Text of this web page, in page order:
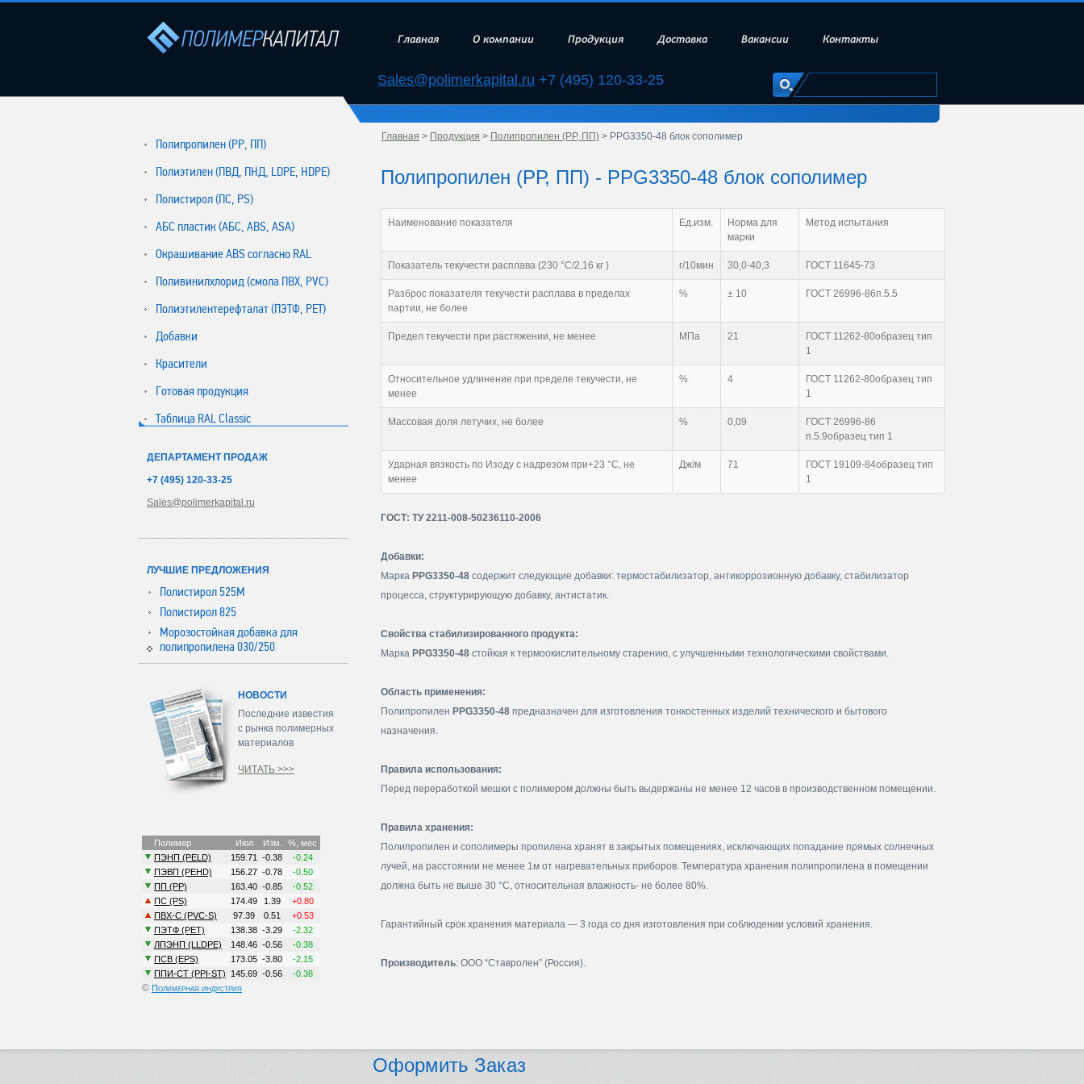
+7 (495) 120-33-25
Sales@polimerkapital.ru
Главная О компании Продукция Доставка Вакансии Контакты
Полипропилен (РР, ПП)
Полиэтилен (ПВД, ПНД, LDPE, HDPE)
Полистирол (ПС, PS)
АБС пластик (АБС, ABS, ASA)
Окрашивание ABS согласно RAL
Поливинилхлорид (смола ПВХ, PVC)
Полиэтилентерефталат (ПЭТФ, PET)
Добавки
Красители
Готовая продукция
Таблица RAL Classic
ДЕПАРТАМЕНТ ПРОДАЖ
+7 (495) 120-33-25
Sales@polimerkapital.ru
ЛУЧШИЕ ПРЕДЛОЖЕНИЯ
Полистирол 525М
Полистирол 825
Морозостойкая добавка для
полипропилена 030/250
НОВОСТИ
Последние известия
с рынка полимерных
материалов
ЧИТАТЬ >>>
© Полимерная индустрия
Главная > Продукция > Полипропилен (РР, ПП) > PPG3350-48 блок сополимер
Полипропилен (РР, ПП) - PPG3350-48 блок сополимер
Наименование показателя Ед.изм.
Норма для
марки
Метод испытания
Показатель текучести расплава (230 °С/2,16 кг ) г/10мин 30,0-40,3 ГОСТ 11645-73
Разброс показателя текучести расплава в пределах
партии, не более
% ± 10 ГОСТ 26996-86п.5.5
Предел текучести при растяжении, не менее МПа 21
ГОСТ 11262-80образец тип
1
Относительное удлинение при пределе текучести, не
менее
% 4
ГОСТ 11262-80образец тип
1
Массовая доля летучих, не более % 0,09
ГОСТ 26996-86
п.5.9образец тип 1
Ударная вязкость по Изоду с надрезом при+23 °С, не
менее
Дж/м 71
ГОСТ 19109-84образец тип
1
ГОСТ: ТУ 2211-008-50236110-2006
Добавки:
Марка PPG3350-48 содержит следующие добавки: термостабилизатор, антикоррозионную добавку, стабилизатор
процесса, структурирующую добавку, антистатик.
Свойства стабилизированного продукта:
Марка PPG3350-48 стойкая к термоокислительному старению, с улучшенными технологическими свойствами.
Область применения:
Полипропилен PPG3350-48 предназначен для изготовления тонкостенных изделий технического и бытового
назначения.
Правила использования:
Перед переработкой мешки с полимером должны быть выдержаны не менее 12 часов в производственном помещении.
Правила хранения:
Полипропилен и сополимеры пропилена хранят в закрытых помещениях, исключающих попадание прямых солнечных
лучей, на расстоянии не менее 1м от нагревательных приборов. Температура хранения полипропилена в помещении
должна быть не выше 30 °С, относительная влажность- не более 80%.
Гарантийный срок хранения материала — 3 года со дня изготовления при соблюдении условий хранения.
Производитель: ООО “Ставролен” (Россия).
Оформить Заказ